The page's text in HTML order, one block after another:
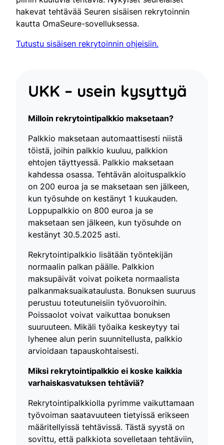
hakevat tehtävää Seuren sisäisen rekrytoinnin
kautta OmaSeure-sovelluksessa.
Tutustu sisäisen rekrytoinnin ohjeisiin.
UKK – usein kysyttyä
Milloin rekrytointipalkkio maksetaan?
Palkkio maksetaan automaattisesti niistä
töistä, joihin palkkio kuuluu, palkkion
ehtojen täyttyessä. Palkkio maksetaan
kahdessa osassa. Tehtävän aloituspalkkio
on 200 euroa ja se maksetaan sen jälkeen,
kun työsuhde on kestänyt 1 kuukauden.
Loppupalkkio on 800 euroa ja se
maksetaan sen jälkeen, kun työsuhde on
kestänyt 30.5.2025 asti.
Rekrytointipalkkio lisätään työntekijän
normaalin palkan päälle. Palkkion
maksupäivät voivat poiketa normaalista
palkanmaksuaikataulusta. Bonuksen suuruus
perustuu toteutuneisiin työvuoroihin.
Poissaolot voivat vaikuttaa bonuksen
suuruuteen. Mikäli työaika keskeytyy tai
lyhenee alun perin suunnitellusta, palkkio
arvioidaan tapauskohtaisesti.
Miksi rekrytointipalkkio ei koske kaikkia
varhaiskasvatuksen tehtäviä?
Rekrytointipalkkiolla pyrimme vaikuttamaan
työvoiman saatavuuteen tietyissä erikseen
määritellyissä tehtävissä. Tästä syystä on
sovittu, että palkkiota sovelletaan tehtäviin,